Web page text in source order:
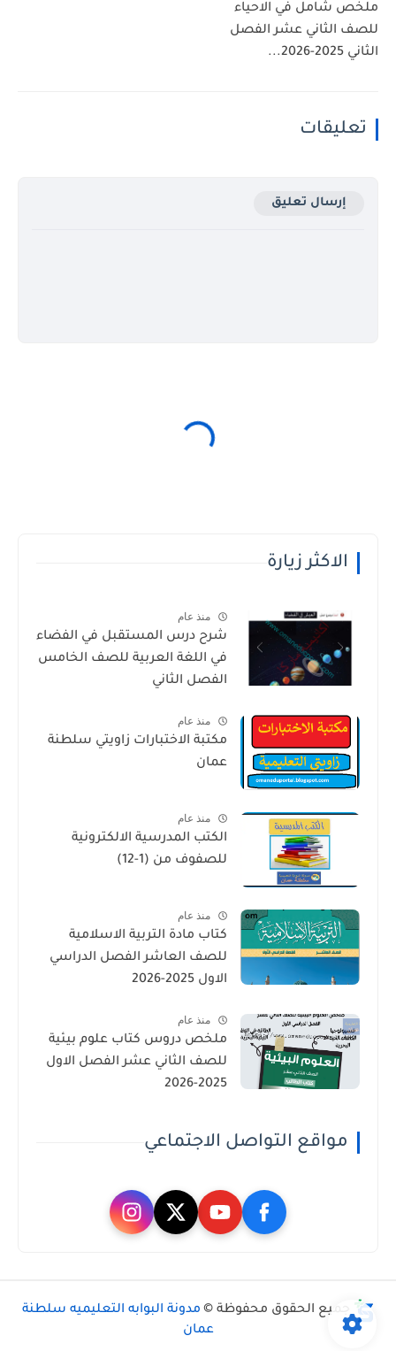
ملخص شامل في الاحياء
للصف الثاني عشر الفصل
الثاني 2025-2026...
تعليقات
إرسال تعليق
الاكثر زيارة
منذ عام
شرح درس المستقبل في الفضاء
في اللغة العربية للصف الخامس
الفصل الثاني
منذ عام
مكتبة الاختبارات زاويتي سلطنة
عمان
منذ عام
الكتب المدرسية الالكترونية
للصفوف من (1-12)
منذ عام
كتاب مادة التربية الاسلامية
للصف العاشر الفصل الدراسي
الاول 2025-2026
منذ عام
ملخص دروس كتاب علوم بيئية
للصف الثاني عشر الفصل الاول
2025-2026
مواقع التواصل الاجتماعي
جميع الحقوق محفوظة © مدونة البوابه التعليميه سلطنة
عمان